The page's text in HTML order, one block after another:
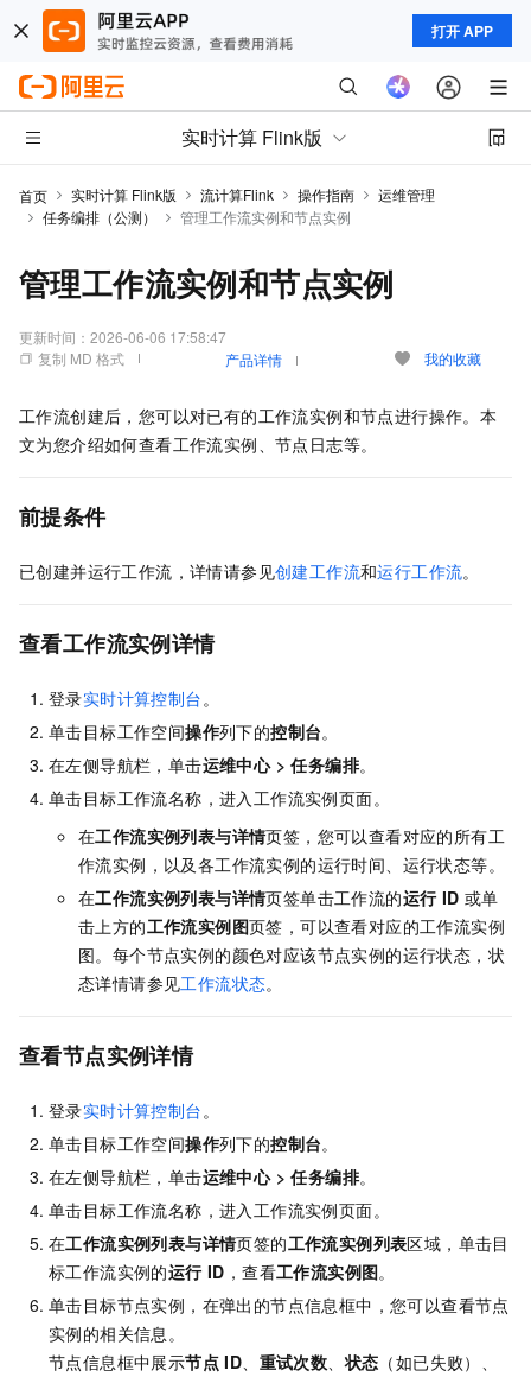
打开 APP
实时计算 Flink版
首页 实时计算 Flink版 流计算Flink 操作指南
运维管理
任务编排（公测）
管理工作流实例和节点实例
管理工作流实例和节点实例
更新时间： 2026-06-06 17:58:47
复制 MD 格式
产品详情 我的收藏
工作流创建后，您可以对已有的工作流实例和节点进行操作。本
文为您介绍如何查看工作流实例、节点日志等。
前提条件
已创建并运行工作流，详情请参见创建工作流和运行工作流。
查看工作流实例详情
登录实时计算控制台。
单击目标工作空间操作列下的控制台。
在左侧导航栏，单击运维中心>任务编排。
单击目标工作流名称，进入工作流实例页面。
在工作流实例列表与详情页签，您可以查看对应的所有工
作流实例，以及各工作流实例的运行时间、运行状态等。
在工作流实例列表与详情页签单击工作流的运行 ID 或单
击上方的工作流实例图页签，可以查看对应的工作流实例
图。每个节点实例的颜色对应该节点实例的运行状态，状
态详情请参见工作流状态。
查看节点实例详情
登录实时计算控制台。
单击目标工作空间操作列下的控制台。
在左侧导航栏，单击运维中心>任务编排。
单击目标工作流名称，进入工作流实例页面。
在工作流实例列表与详情页签的工作流实例列表区域，单击目
标工作流实例的运行 ID ，查看工作流实例图。
单击目标节点实例，在弹出的节点信息框中，您可以查看节点
实例的相关信息。
节点信息框中展示节点 ID、 重试次数、状态 （如已失败）、